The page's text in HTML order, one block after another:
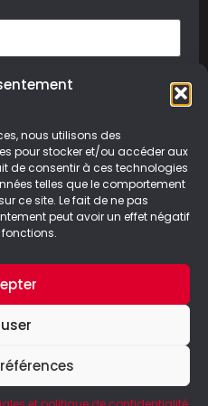
nous utilisons des
pour stocker et/ou accéder aux
de consentir à ces technologies
telles que le comportement
ce site. Le fait de ne pas
peut avoir un effet négatif
légales & Politique de